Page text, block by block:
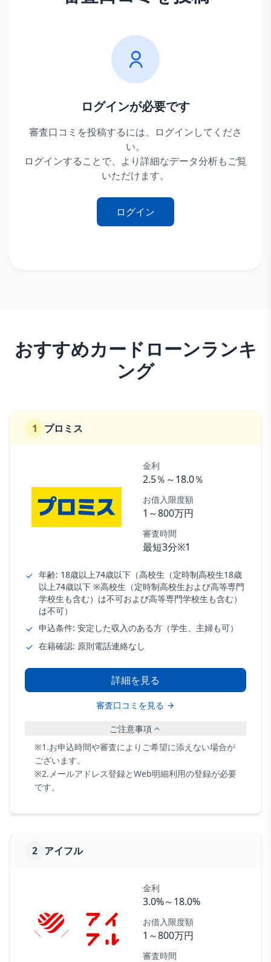
ログインが必要です
審査口コミを投稿するには、ログインしてくださ
い。
ログインすることで、より詳細なデータ分析もご覧
いただけます。
ログイン
おすすめカードローンランキ
ング
1 プロミス
金利
2.5％～18.0％
お借入限度額
1～800万円
審査時間
最短3分※1
年齢: 18歳以上74歳以下（高校生（定時制高校生18歳
以上74歳以下 ※高校生（定時制高校生および高等専門
学校生も含む）は不可および高等専門学校生も含む）
は不可）
申込条件: 安定した収入のある方（学生、主婦も可）
在籍確認: 原則電話連絡なし
詳細を見る
審査口コミを見る
ご注意事項
※1.お申込時間や審査によりご希望に添えない場合が
ございます。
※2.メールアドレス登録とWeb明細利用の登録が必要
です。
2 アイフル
金利
3.0%～18.0%
お借入限度額
1～800万円
審査時間